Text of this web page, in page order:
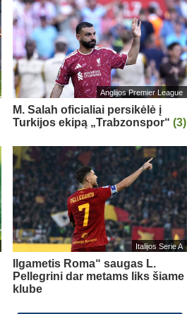
Anglijos Premier League
M. Salah oficialiai persikėlė į
Turkijos ekipą „Trabzonspor“(3)
Italijos Serie A
Ilgametis Roma“ saugas L.
Pellegrini dar metams liks šiame
klube